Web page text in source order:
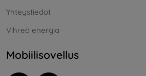
Yhteystiedot
Vihreä energia
Mobiilisovellus